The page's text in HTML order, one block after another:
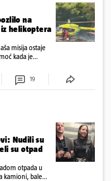
na
helikoptera
misija ostaje
kada je
19
Nudili su
su otpad
otpada u
kamioni, bale